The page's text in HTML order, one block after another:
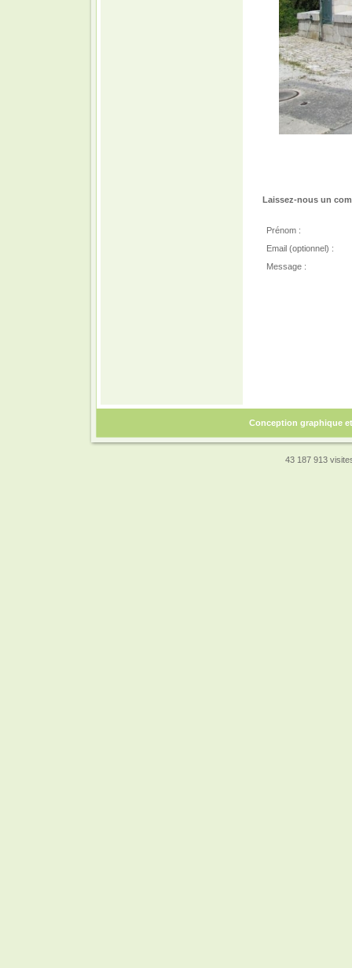
Laissez-nous un
Prénom :
Email (optionnel) :
Message :
Conception graphique
43 187 913